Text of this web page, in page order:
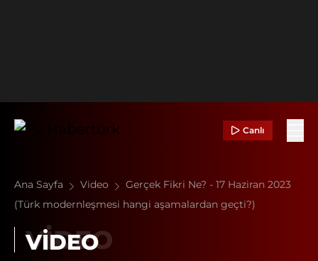
Canlı
Ana Sayfa Video
Gerçek Fikri Ne? - 17 Haziran 2023
(Türk modernleşmesi hangi aşamalardan geçti?)
VİDEO